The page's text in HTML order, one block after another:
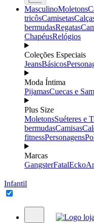
MasculinoMoletons
tricôsCamisetas
bermudasRegatas
ChapéusRelógios
Coleções Especiais
JeansBásicos
Moda Íntima
PijamasCuecas e
Plus Size
MoletonsSuéteres e
bermudasCamisas
fitnessPersonagens
Marcas
GangsterFatalEcko
Infantil